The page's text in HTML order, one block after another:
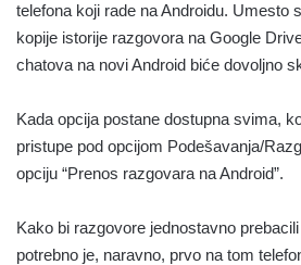
telefona koji rade na Androidu. Umesto
kopije istorije razgovora na Google
chatova na novi Android biće dovoljno
Kada opcija postane dostupna svima,
pristupe pod opcijom Podešavanja/
opciju “Prenos razgovara na Android”.
Kako bi razgovore jednostavno
potrebno je, naravno, prvo na tom